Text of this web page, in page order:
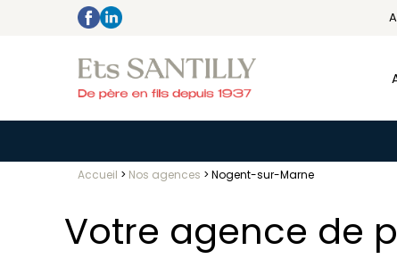
Accueil > Nos agences > Nogent-sur-Marne
Votre agence de